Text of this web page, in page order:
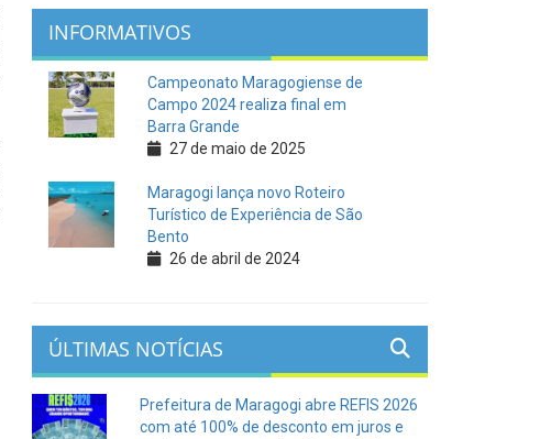
INFORMATIVOS
Campeonato Maragogiense de
Campo 2024 realiza final em
Barra Grande
27 de maio de 2025
Maragogi lança novo Roteiro
Turístico de Experiência de São
Bento
26 de abril de 2024
ÚLTIMAS NOTÍCIAS
Prefeitura de Maragogi abre REFIS 2026
com até 100% de desconto em juros e